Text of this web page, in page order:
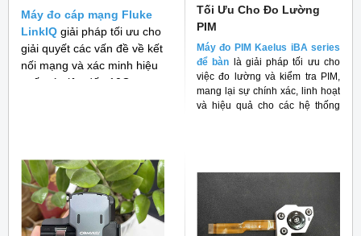
Máy đo cáp mạng Fluke
LinkIQ giải pháp tối ưu cho
giải quyết các vấn đề về kết
nối mạng và xác minh hiệu
suất cáp lên đến 10G
Tối Ưu Cho Đo Lường
PIM
Máy đo PIM Kaelus iBA series
để bàn là giải pháp tối ưu cho
việc đo lường và kiểm tra PIM,
mang lại sự chính xác, linh hoạt
và hiệu quả cho các hệ thống